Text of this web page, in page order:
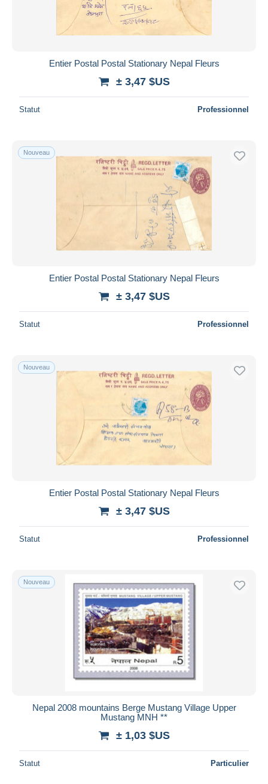
Entier Postal Postal Stationary Nepal Fleurs
± 3,47 $US
Statut Professionnel
Nouveau
Entier Postal Postal Stationary Nepal Fleurs
± 3,47 $US
Statut Professionnel
Nouveau
Entier Postal Postal Stationary Nepal Fleurs
± 3,47 $US
Statut Professionnel
Nouveau
Nepal 2008 mountains Berge Mustang Village Upper
Mustang MNH **
± 1,03 $US
Statut Particulier